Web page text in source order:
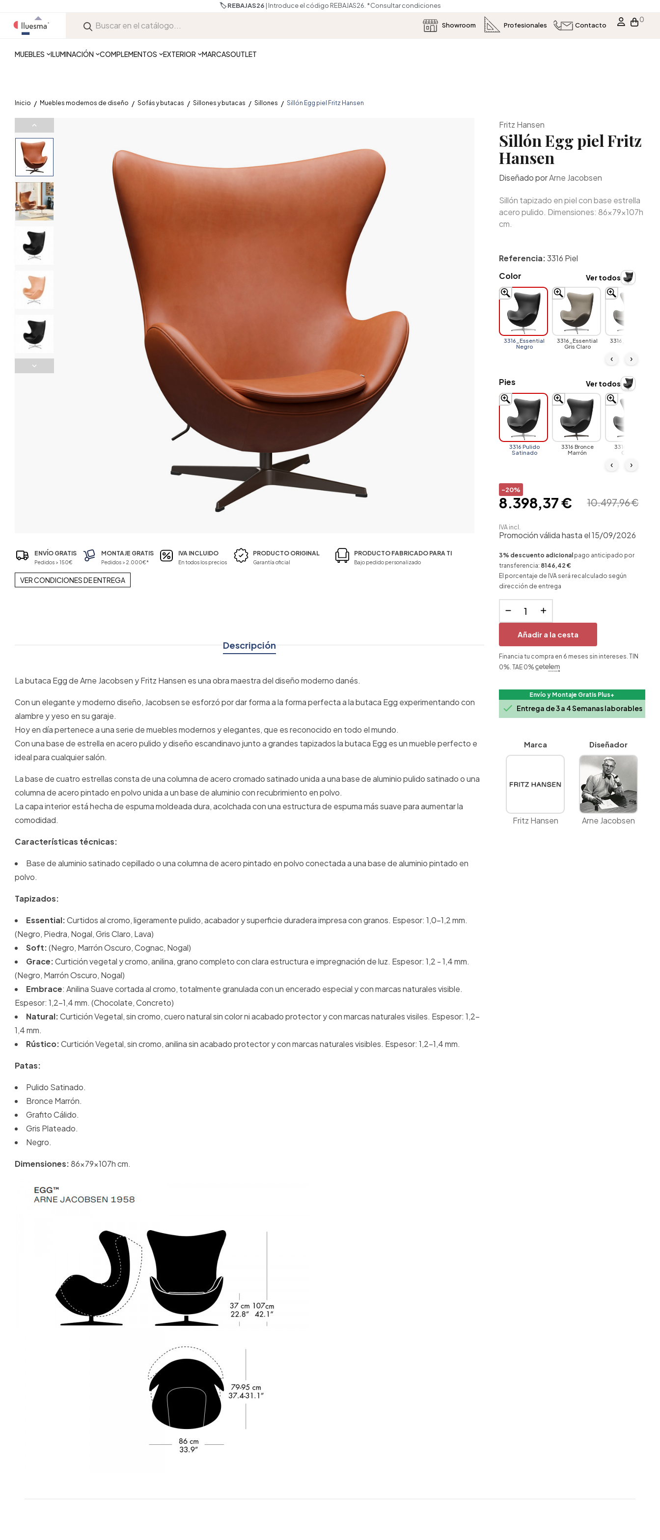
🏷️ REBAJAS26| Introduce el código REBAJAS26. *Consultar condiciones
Showroom Profesionales Contacto
0
MUEBLES ILUMINACIÓN COMPLEMENTOS EXTERIOR MARCASOUTLET
Inicio Muebles modernos de diseño Sofás y butacas Sillones y butacas Sillones Sillón Egg piel Fritz Hansen
ENVÍO GRATIS
Pedidos > 150€
MONTAJE GRATIS
Pedidos > 2.000€*
IVA INCLUIDO
En todos los precios
PRODUCTO ORIGINAL
Garantía oficial
PRODUCTO FABRICADO PARA TI
Bajo pedido personalizado
VER CONDICIONES DE ENTREGA
Descripción
La butaca Egg de Arne Jacobsen y Fritz Hansen es una obra maestra del diseño moderno danés.
Con un elegante y moderno diseño, Jacobsen se esforzó por dar forma a la forma perfecta a la butaca Egg experimentando con
alambre y yeso en su garaje.
Hoy en día pertenece a una serie de muebles modernos y elegantes, que es reconocido en todo el mundo.
Con una base de estrella en acero pulido y diseño escandinavo junto a grandes tapizados la butaca Egg es un mueble perfecto e
ideal para cualquier salón.
La base de cuatro estrellas consta de una columna de acero cromado satinado unida a una base de aluminio pulido satinado o una
columna de acero pintado en polvo unida a un base de aluminio con recubrimiento en polvo.
La capa interior está hecha de espuma moldeada dura, acolchada con una estructura de espuma más suave para aumentar la
comodidad.
Características técnicas:
Base de aluminio satinado cepillado o una columna de acero pintado en polvo conectada a una base de aluminio pintado en
polvo.
Tapizados:
Essential:Curtidos al cromo, ligeramente pulido, acabador y superficie duradera impresa con granos. Espesor: 1,0-1,2 mm.
(Negro, Piedra, Nogal, Gris Claro, Lava)
Soft:(Negro, Marrón Oscuro, Cognac, Nogal)
Grace:Curtición vegetal y cromo, anilina, grano completo con clara estructura e impregnación de luz. Espesor: 1,2 - 1,4 mm.
(Negro, Marrón Oscuro, Nogal)
Embrace: Anilina Suave cortada al cromo, totalmente granulada con un encerado especial y con marcas naturales visible.
Espesor: 1,2-1,4 mm. (Chocolate, Concreto)
Natural:Curtición Vegetal, sin cromo, cuero natural sin color ni acabado protector y con marcas naturales visiles. Espesor: 1,2-
1,4 mm.
Rústico:Curtición Vegetal, sin cromo, anilina sin acabado protector y con marcas naturales visibles. Espesor: 1,2-1,4 mm.
Patas:
Pulido Satinado.
Bronce Marrón.
Grafito Cálido.
Gris Plateado.
Negro.
Dimensiones:86x79x107h cm.
Fritz Hansen
Sillón Egg piel Fritz
Hansen
Diseñado porArne Jacobsen
Sillón tapizado en piel con base estrella
acero pulido. Dimensiones: 86x79x107h
cm.
Referencia:3316 Piel
Color
3316_Essential
Negro
3316_Essential
Gris Claro
3316_Essential
‹ ›
Ver todos
Pies
3316 Pulido
Satinado
3316 Bronce
Marrón
3316 Grafito
Cálido
‹ ›
Ver todos
-20%
10.497,96 €
8.398,37 €
IVA incl.
Promoción válida hasta el 15/09/2026
3% descuento adicional pago anticipado por
transferencia: 8146,42 €
El porcentaje de IVA será recalculado según
dirección de entrega
Añadir a la cesta
Financia tu compra en 6 meses sin intereses. TIN
0%. TAE 0%
Envío y Montaje Gratis Plus+
 Entrega de 3 a 4 Semanas laborables
Marca
Fritz Hansen
Diseñador
Arne Jacobsen